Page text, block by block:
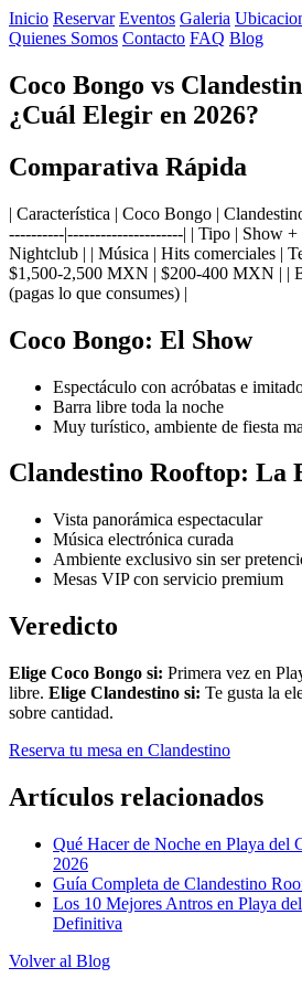
Inicio Reservar Eventos Galeria
Quienes Somos Contacto FAQ Blog
Coco Bongo vs
¿Cuál Elegir en 2026?
Comparativa Rápida
| Característica | Coco Bongo |
----------|---------------------| | Tipo | Show +
Nightclub | | Música | Hits comerciales |
$1,500-2,500 MXN | $200-400 MXN | |
(pagas lo que consumes) |
Coco Bongo: El Show
Espectáculo con acróbatas e
Barra libre toda la noche
Muy turístico, ambiente de fiesta
Clandestino Rooftop: La
Vista panorámica espectacular
Música electrónica curada
Ambiente exclusivo sin ser
Mesas VIP con servicio premium
Veredicto
Elige Coco Bongo si: Primera vez en
libre. Elige Clandestino si: Te gusta la
sobre cantidad.
Reserva tu mesa en Clandestino
Artículos relacionados
Qué Hacer de Noche en Playa del
2026
Guía Completa de Clandestino
Los 10 Mejores Antros en Playa
Definitiva
Volver al Blog